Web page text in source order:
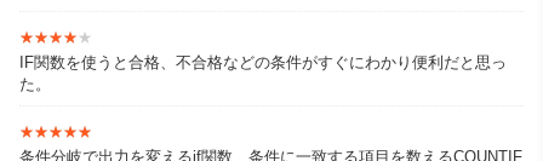
★★★★★
★★★★★
IF関数を使うと合格、不合格などの条件がすぐにわかり便利だと思っ
た。
★★★★★
★★★★★
条件分岐で出力を変えるif関数、条件に一致する項目を数えるCOUNTIF